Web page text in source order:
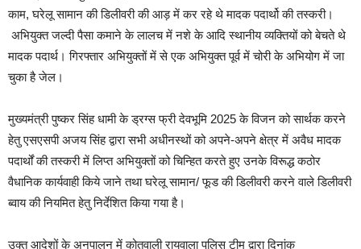
काम, घरेलू सामान की डिलीवरी की आड़ में कर रहे थे मादक पदार्थो की तस्करी।
अभियुक्त जल्दी पैसा कमाने के लालच में नशे के आदि स्थानीय व्यक्तियों को बेचते थे
मादक पदार्थ। गिरफ्तार अभियुक्तों में से एक अभियुक्त पूर्व में चोरी के अभियोग में जा
चुका है जेल।
मुख्यमंत्री पुष्कर सिंह धामी के ड्रग्स फ्री देवभूमि 2025 के विजन को सार्थक करने
हेतु एसएसपी अजय सिंह द्वारा सभी अधीनस्थों को अपने-अपने क्षेत्र में अवैध मादक
पदार्थों की तस्करी में लिप्त अभियुक्तों को चिन्हित करते हुए उनके विरूद्ध कठोर
वैधानिक कार्यवाही किये जाने तथा घरेलू सामान/ फूड की डिलीवरी करने वाले डिलीवरी
ब्वाय की नियमित हेतु निर्देशित किया गया है।
उक्त आदेशों के अनुपालन में कोतवाली रायवाला पुलिस टीम द्वारा दिनांक